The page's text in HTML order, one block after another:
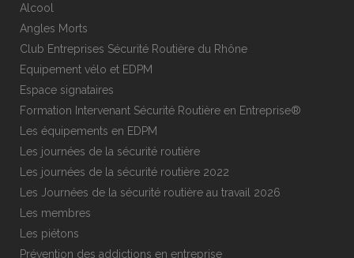
Alcool
Angles Morts
Club Entreprises Sécurité Routière du Rhône
Equipement vélo et EDPM
Espace signataires
Formation Intervenant Sécurité Routière en Entreprise®
Les équipements en EDPM
Les journées de la sécurité routière
Les journées de la sécurité routière 2022
Les Journées de la sécurité routière au travail 2026
Les membres
Les piétons
Prévention des addictions en entreprise